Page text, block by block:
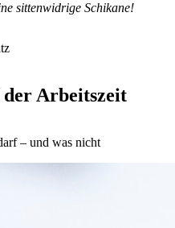
sittenwidrige Schikane!
Arbeitszeit
– und was nicht